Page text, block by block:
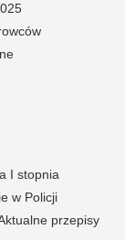
I stopnia
w Policji
przepisy